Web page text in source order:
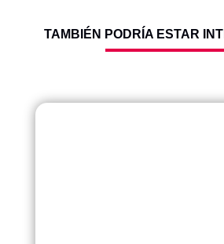
TAMBIÉN PODRÍA ESTAR